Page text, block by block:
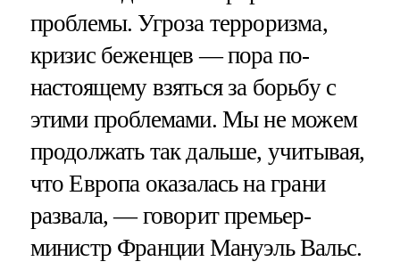
проблемы. Угроза терроризма,
кризис беженцев — пора по-
настоящему взяться за борьбу с
этими проблемами. Мы не можем
продолжать так дальше, учитывая,
что Европа оказалась на грани
развала, — говорит премьер-
министр Франции Мануэль Вальс.